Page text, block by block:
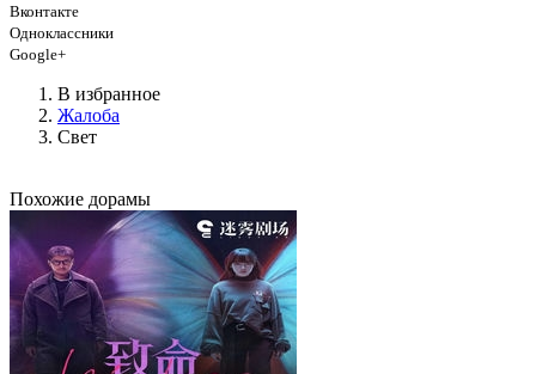
Вконтакте
Одноклассники
Google+
В избранное
Жалоба
Свет
Похожие дорамы